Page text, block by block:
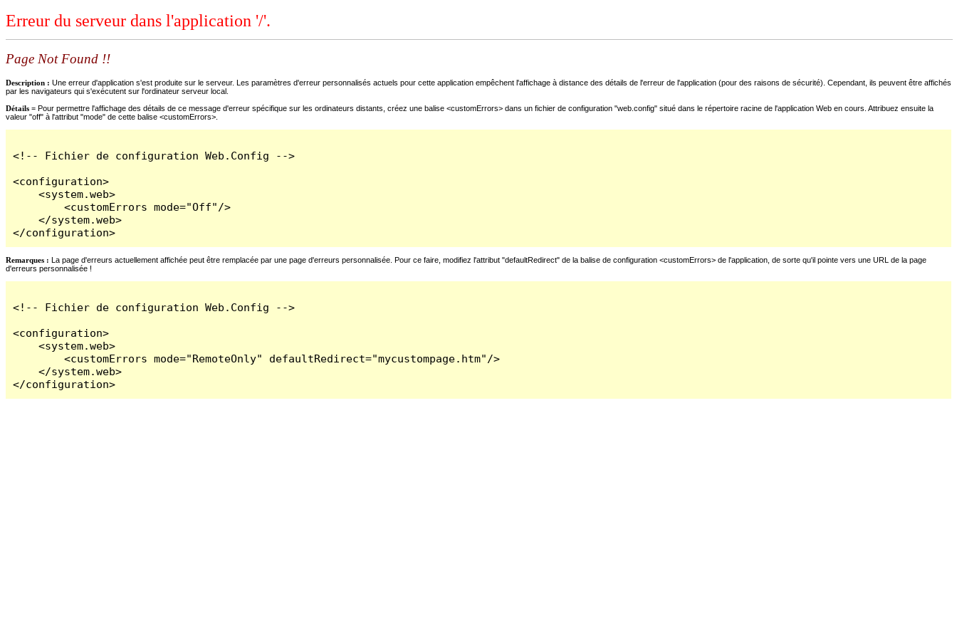
Erreur du serveur dans l'application '/'.
Page Not Found !!
Description : Une erreur d'application s'est produite sur le serveur. Les paramètres d'erreur personnalisés actuels pour cette application empêchent l'affichage à distance des détails de l'erreur de l'application (pour des raisons de sécurité). Cependant, ils peuvent être affichés
par les navigateurs qui s'exécutent sur l'ordinateur serveur local.
Détails = Pour permettre l'affichage des détails de ce message d'erreur spécifique sur les ordinateurs distants, créez une balise <customErrors> dans un fichier de configuration "web.config" situé dans le répertoire racine de l'application Web en cours. Attribuez ensuite la
valeur "off" à l'attribut "mode" de cette balise <customErrors>.
<!-- Fichier de configuration Web.Config -->
<configuration>
    <system.web>
        <customErrors mode="Off"/>
    </system.web>
</configuration>
Remarques : La page d'erreurs actuellement affichée peut être remplacée par une page d'erreurs personnalisée. Pour ce faire, modifiez l'attribut "defaultRedirect" de la balise de configuration <customErrors> de l'application, de sorte qu'il pointe vers une URL de la page
d'erreurs personnalisée !
<!-- Fichier de configuration Web.Config -->
<configuration>
    <system.web>
        <customErrors mode="RemoteOnly" defaultRedirect="mycustompage.htm"/>
    </system.web>
</configuration>